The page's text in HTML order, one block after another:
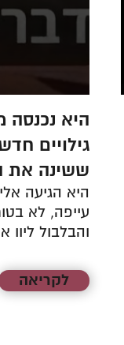
היא נכנסה
גילויים
ששינה את
היא הגיעה
עייפה, לא
והבלבול
לקריאה